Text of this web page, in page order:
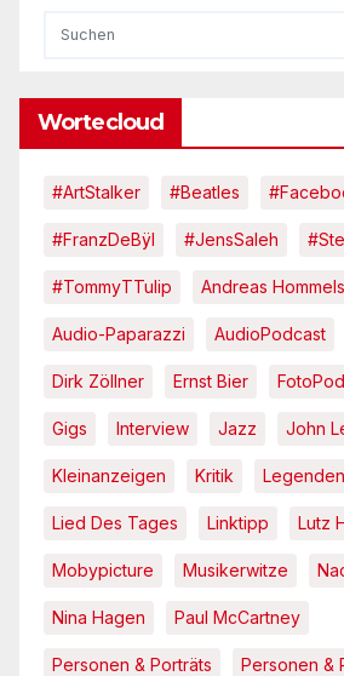
Wortecloud
#ArtStalker #Beatles
#FranzDeBÿl #JensSaleh
#TommyTTulip Andreas
Audio-Paparazzi AudioPodcast
Dirk Zöllner Ernst Bier
Gigs Interview Jazz John
Kleinanzeigen Kritik Legenden
Lied Des Tages Linktipp Lutz
Mobypicture Musikerwitze
Nina Hagen Paul McCartney
Personen & Porträts Personen &